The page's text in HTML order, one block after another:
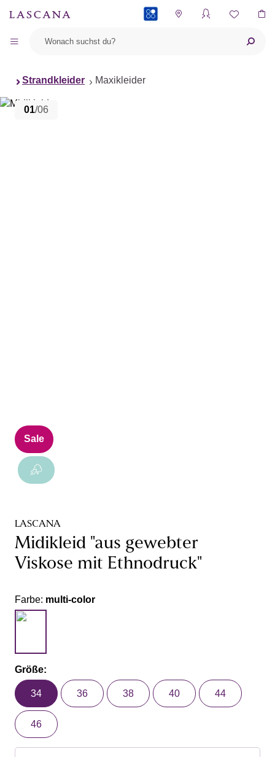
Strandkleider Maxikleider
01/06
Sale
LASCANA
Midikleid "aus gewebter
Viskose mit Ethnodruck"
Farbe: multi-color
Größe:
34 36 38 40 44
46